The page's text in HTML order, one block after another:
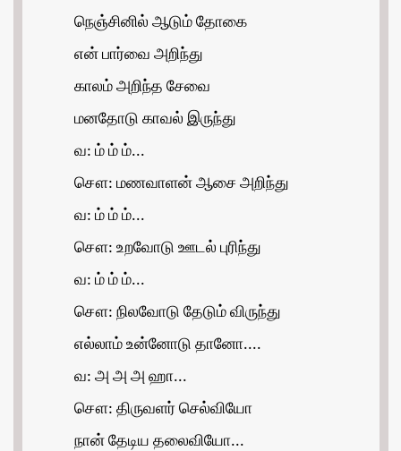
நெஞ்சினில் ஆடும் தோகை
என் பார்வை அறிந்து
காலம் அறிந்த சேவை
மனதோடு காவல் இருந்து
வ: ம் ம் ம்...
சௌ: மணவாளன் ஆசை அறிந்து
வ: ம் ம் ம்...
சௌ: உறவோடு ஊடல் புரிந்து
வ: ம் ம் ம்...
சௌ: நிலவோடு தேடும் விருந்து
எல்லாம் உன்னோடு தானோ....
வ: அ அ அ ஹா...
சௌ: திருவளர் செல்வியோ
நான் தேடிய தலைவியோ...